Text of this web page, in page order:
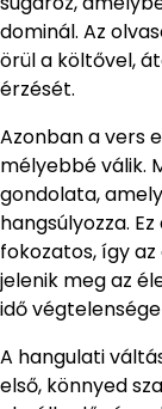
dominál. Az
örül a költővel,
érzését.
Azonban a vers
mélyebbé válik.
gondolata,
hangsúlyozza.
fokozatos, így
jelenik meg az
idő
A hangulati
első, könnyed